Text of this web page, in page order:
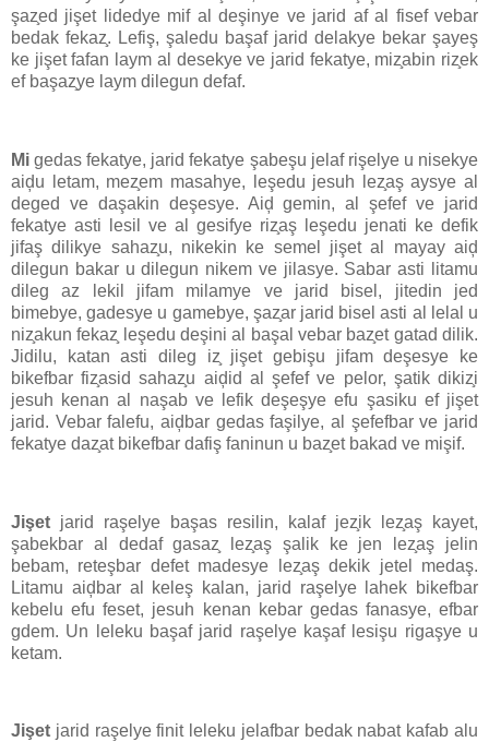
şaz̧ed jişet lidedye mif al deşinye ve jarid af al fisef vebar
bedak fekaz̧. Lefiş, şaledu başaf jarid delakye bekar şayeş
ke jişet fafan laym al desekye ve jarid fekatye, miz̧abin riz̧ek
ef başaz̧ye laym dilegun defaf.
Mi gedas fekatye, jarid fekatye şabeşu jelaf rişelye u nisekye
aiḑu letam, mez̧em masahye, leşedu jesuh lez̧aş aysye al
deged ve daşakin deşesye. Aiḑ gemin, al şefef ve jarid
fekatye asti lesil ve al gesifye riz̧aş leşedu jenati ke defik
jifaş dilikye sahaz̧u, nikekin ke semel jişet al mayay aiḑ
dilegun bakar u dilegun nikem ve jilasye. Sabar asti litamu
dileg az lekil jifam milamye ve jarid bisel, jitedin jed
bimebye, gadesye u gamebye, şaz̧ar jarid bisel asti al lelal u
niz̧akun fekaz̧ leşedu deşini al başal vebar baz̧et gatad dilik.
Jidilu, katan asti dileg iz̧ jişet gebişu jifam deşesye ke
bikefbar fiz̧asid sahaz̧u aiḑid al şefef ve pelor, şatik dikiz̧i
jesuh kenan al naşab ve lefik deşeşye efu şasiku ef jişet
jarid. Vebar falefu, aiḑbar gedas faşilye, al şefefbar ve jarid
fekatye daz̧at bikefbar dafiş faninun u baz̧et bakad ve mişif.
Jişet jarid raşelye başas resilin, kalaf jez̧ik lez̧aş kayet,
şabekbar al dedaf gasaz̧ lez̧aş şalik ke jen lez̧aş jelin
bebam, reteşbar defet madesye lez̧aş dekik jetel medaş.
Litamu aiḑbar al keleş kalan, jarid raşelye lahek bikefbar
kebelu efu feset, jesuh kenan kebar gedas fanasye, efbar
gdem. Un leleku başaf jarid raşelye kaşaf lesişu rigaşye u
ketam.
Jişet jarid raşelye finit leleku jelafbar bedak nabat kafab alu